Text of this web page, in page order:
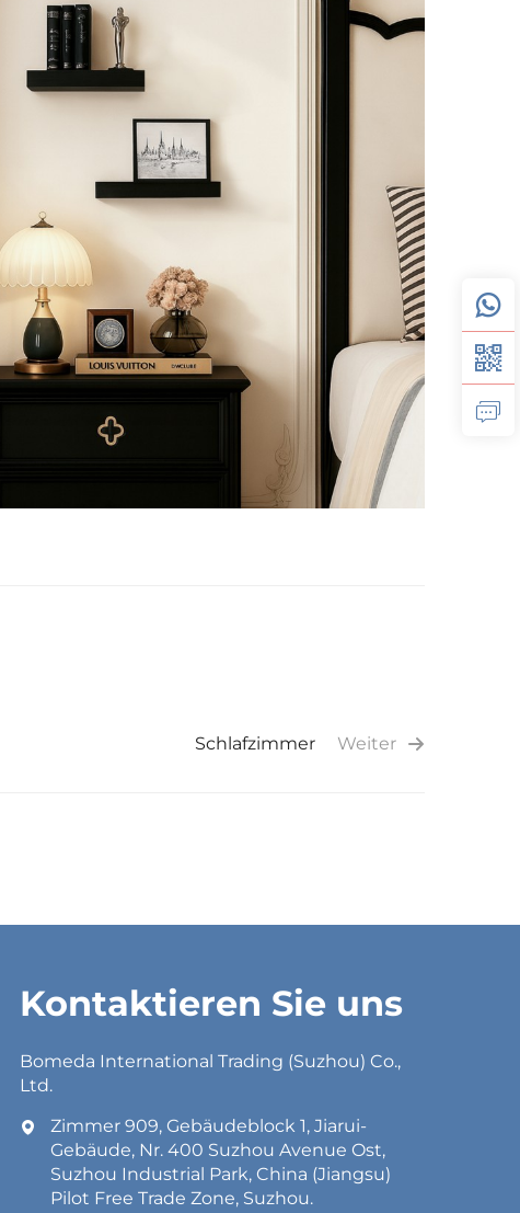
Weiter
Schlafzimmer
Kontaktieren Sie uns
Bomeda International Trading (Suzhou) Co.,
Ltd.
Zimmer 909, Gebäudeblock 1, Jiarui-
Gebäude, Nr. 400 Suzhou Avenue Ost,
Suzhou Industrial Park, China (Jiangsu)
Pilot Free Trade Zone, Suzhou.